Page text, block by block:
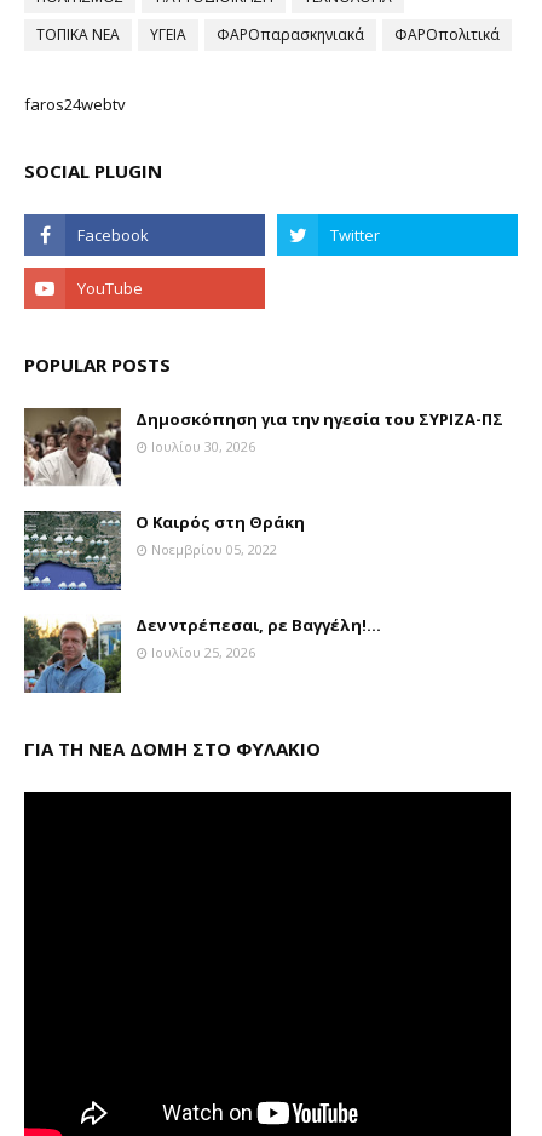
ΤΟΠΙΚΑ ΝΕΑ
ΥΓΕΙΑ ΦΑΡΟπαρασκηνιακά ΦΑΡΟπολιτικά
faros24webtv
SOCIAL PLUGIN
POPULAR POSTS
Δημοσκόπηση για την ηγεσία του ΣΥΡΙΖΑ-ΠΣ
Ιουλίου 30, 2026
Ο Καιρός στη Θράκη
Νοεμβρίου 05, 2022
Δεν ντρέπεσαι, ρε Βαγγέλη!...
Ιουλίου 25, 2026
ΓΙΑ ΤΗ ΝΕΑ ΔΟΜΗ ΣΤΟ ΦΥΛΑΚΙΟ